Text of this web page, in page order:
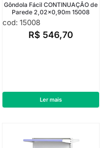
Gôndola Fácil CONTINUAÇÃO de
Parede 2,02×0,90m 15008
cod: 15008
R$ 546,70
Ler mais